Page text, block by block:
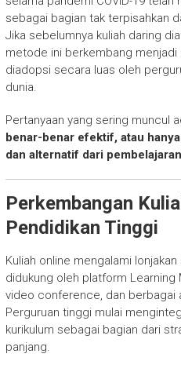
sebagai bagian tak terpisahkan
Jika sebelumnya kuliah daring
metode ini berkembang
diadopsi secara luas oleh
dunia.
Pertanyaan yang sering muncul
benar-benar efektif, atau
dan alternatif dari
Perkembangan
Pendidikan Tinggi
Kuliah online mengalami
didukung oleh platform Learning
video conference, dan berbagai
Perguruan tinggi mulai
kurikulum sebagai bagian dari
panjang.